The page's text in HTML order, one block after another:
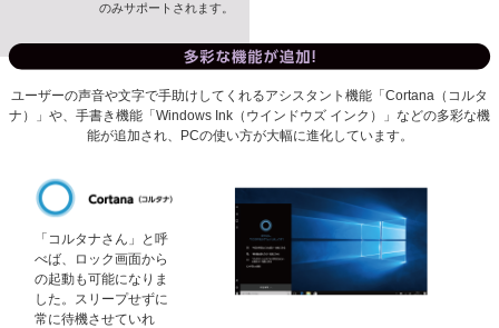
のみサポートされます。
ユーザーの声音や文字で手助けしてくれるアシスタント機能「Cortana（コルタ
ナ）」や、手書き機能「Windows Ink（ウインドウズ インク）」などの多彩な機
能が追加され、PCの使い方が大幅に進化しています。
「コルタナさん」と呼
べば、ロック画面から
の起動も可能になりま
した。スリープせずに
常に待機させていれ